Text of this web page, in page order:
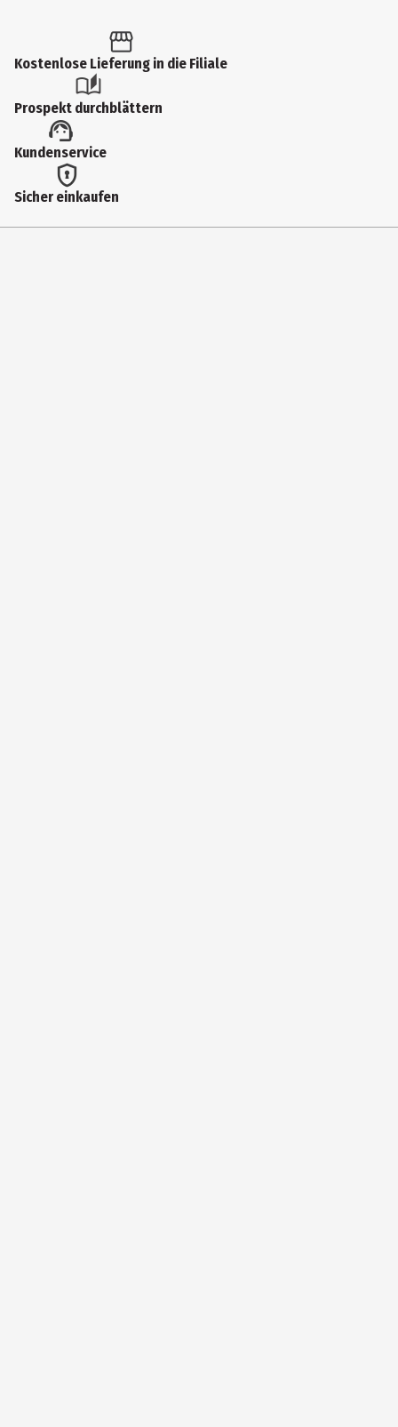
Produkttyp
93 mm
Kostenlose Lieferung in die Filiale
Prospekt durchblättern
Kundenservice
Sicher einkaufen